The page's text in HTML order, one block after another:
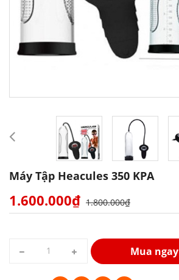
Máy Tập Heacules 350 KPA
1.600.000₫ 1.800.000₫
Mua ngay